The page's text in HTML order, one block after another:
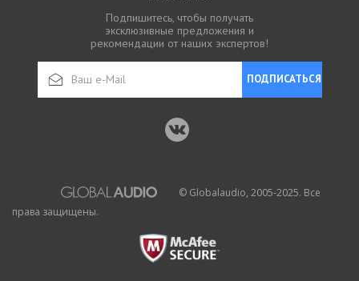
Подпишитесь, чтобы получать
эксклюзивные предложения и
рекомендации от наших экспертов!
ПОДПИСАТЬСЯ
© Globalaudio, 2005-2025. Все
права защищены.